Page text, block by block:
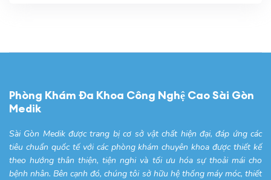
Phòng Khám Đa Khoa Công Nghệ Cao Sài Gòn
Medik
Sài Gòn Medik được trang bị cơ sở vật chất hiện đại, đáp ứng các
tiêu chuẩn quốc tế với các phòng khám chuyên khoa được thiết kế
theo hướng thân thiện, tiện nghi và tối ưu hóa sự thoải mái cho
bệnh nhân. Bên cạnh đó, chúng tôi sở hữu hệ thống máy móc, thiết